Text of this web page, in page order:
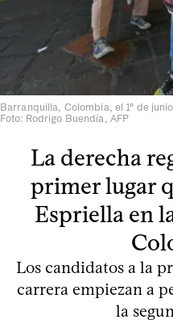
Barranquilla, Colombia, el 1° de
Foto: Rodrigo Buendía, AFP
La derecha
primer lugar
Espriella en
Los candidatos a la
carrera empiezan a
la